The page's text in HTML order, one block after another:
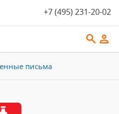
+7 (495) 231-20-02
письма